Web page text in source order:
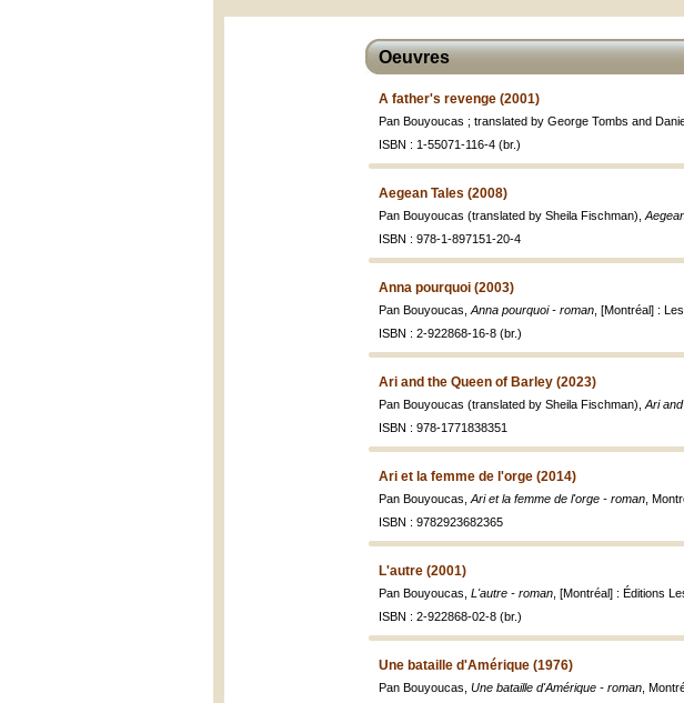
Oeuvres
A father's revenge (2001)
Pan Bouyoucas ; translated by George Tombs and
ISBN : 1-55071-116-4 (br.)
Aegean Tales (2008)
Pan Bouyoucas (translated by Sheila Fischman),
ISBN : 978-1-897151-20-4
Anna pourquoi (2003)
Pan Bouyoucas, Anna pourquoi - roman , [Montréal] :
ISBN : 2-922868-16-8 (br.)
Ari and the Queen of Barley (2023)
Pan Bouyoucas (translated by Sheila Fischman), Ari
ISBN : 978-1771838351
Ari et la femme de l'orge (2014)
Pan Bouyoucas, Ari et la femme de l'orge - roman ,
ISBN : 9782923682365
L'autre (2001)
Pan Bouyoucas, L'autre - roman , [Montréal] : Éditions
ISBN : 2-922868-02-8 (br.)
Une bataille d'Amérique (1976)
Pan Bouyoucas, Une bataille d'Amérique - roman ,